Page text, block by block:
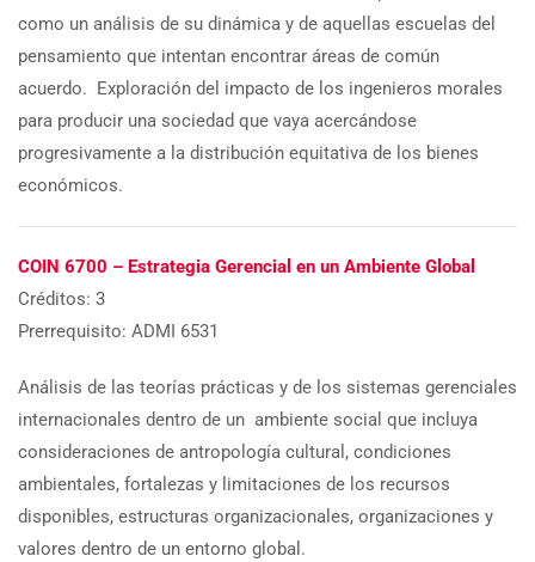
como un análisis de su dinámica y de aquellas escuelas del
pensamiento que intentan encontrar áreas de común
acuerdo. Exploración del impacto de los ingenieros morales
para producir una sociedad que vaya acercándose
progresivamente a la distribución equitativa de los bienes
económicos.
COIN 6700 – Estrategia Gerencial en un Ambiente Global
Créditos: 3
Prerrequisito: ADMI 6531
Análisis de las teorías prácticas y de los sistemas gerenciales
internacionales dentro de un ambiente social que incluya
consideraciones de antropología cultural, condiciones
ambientales, fortalezas y limitaciones de los recursos
disponibles, estructuras organizacionales, organizaciones y
valores dentro de un entorno global.